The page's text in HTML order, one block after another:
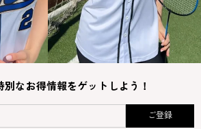
なお得情報をゲットしよう！
ご登録